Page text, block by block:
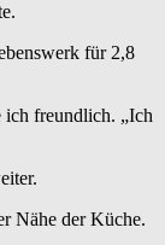
für 2,8
ich freundlich. „Ich
Nähe der Küche.